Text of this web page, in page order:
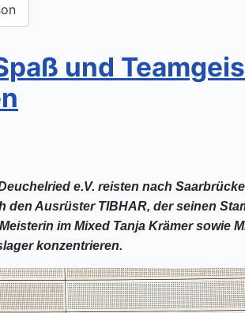
und
e.V. reisten nach
Ausrüster TIBHAR, der seinen
im Mixed Tanja Krämer sowie
konzentrieren.